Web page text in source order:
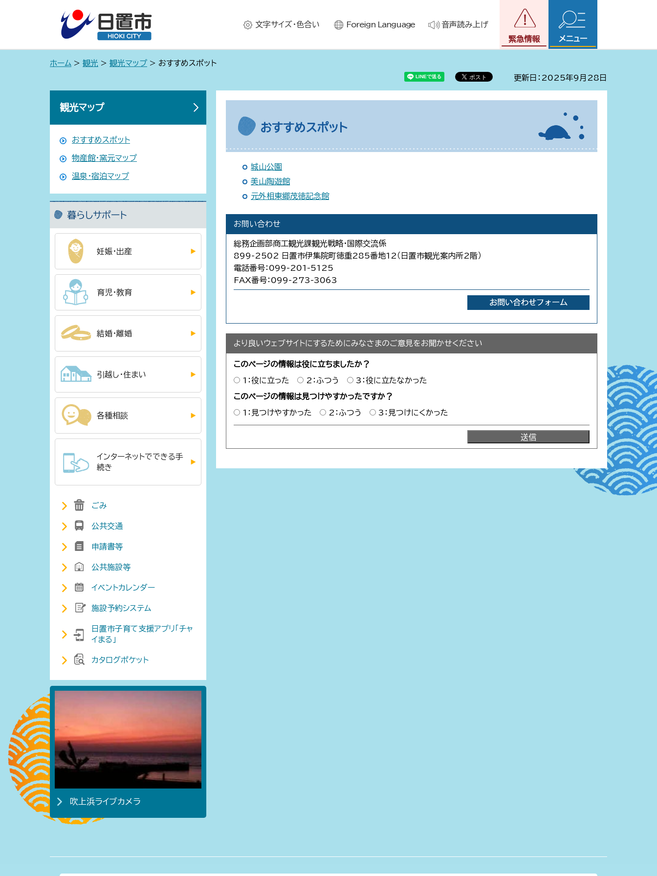
文字サイズ・色合い Foreign Language
音声読み上げ
緊急情報
メニュー
ホーム > 観光 > 観光マップ > おすすめスポット
更新日：2025年9月28日
観光マップ
おすすめスポット
物産館・窯元マップ
温泉・宿泊マップ
暮らしサポート
妊娠・出産
育児・教育
結婚・離婚
引越し・住まい
各種相談
インターネットでできる手
続き
ごみ
公共交通
申請書等
公共施設等
イベントカレンダー
施設予約システム
日置市子育て支援アプリ「チャ
イまる」
カタログポケット
吹上浜ライブカメラ
おすすめスポット
城山公園
美山陶遊館
元外相東郷茂徳記念館
お問い合わせ
総務企画部商工観光課観光戦略・国際交流係
899-2502 日置市伊集院町徳重285番地12（日置市観光案内所2階）
電話番号：099-201-5125
FAX番号：099-273-3063
より良いウェブサイトにするためにみなさまのご意見をお聞かせください
このページの情報は役に立ちましたか？
1：役に立った 2：ふつう 3：役に立たなかった
このページの情報は見つけやすかったですか？
1：見つけやすかった 2：ふつう 3：見つけにくかった